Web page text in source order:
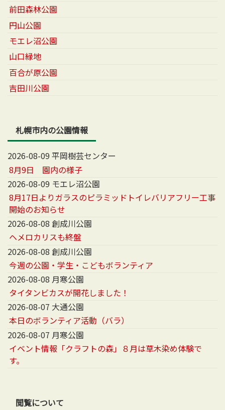
前田森林公園
円山公園
モエレ沼公園
山口緑地
百合が原公園
吉田川公園
札幌市内の公園情報
2026-08-09 平岡樹芸センター
8月9日 園内の様子
2026-08-09 モエレ沼公園
8月17日よりガラスのピラミッドトイレバリアフリー工事
開始のお知らせ
2026-08-08 創成川公園
ヘメロカリスも終盤
2026-08-08 創成川公園
今週の公園・学生・こどもボランティア
2026-08-08 月寒公園
タイタンビカスが開花しました！
2026-08-07 大通公園
本日のボランティア活動（バラ）
2026-08-07 月寒公園
イベント情報「クラフトの森」８月は草木染め体験で
す。
閲覧について